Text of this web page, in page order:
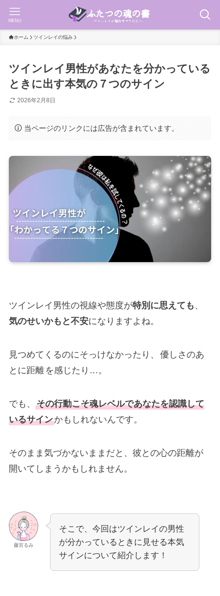
MENU
ホーム ツインレイの悩み
ツインレイ男性があなたを分かっている
ときに出す本気の７つのサイン
2026年2月8日
当ページのリンクには広告が含まれています。
ツインレイ男性の視線や態度が特別に思えても 、
気のせいかもと不安になりますよね。
見つめてくるのにそっけなかったり、
優しさのあ
とに距離 を感じたり…。
でも、 その行動こそ魂レベルであなたを認識して
いるサインかもしれないんです。
そのまま気づかないままだと、彼との心の距離が
開いてしまうかもしれません。
藤宮るみ
そこで、今回はツインレイの男性
が分かっているときに見せる本気
サインについて紹介します！